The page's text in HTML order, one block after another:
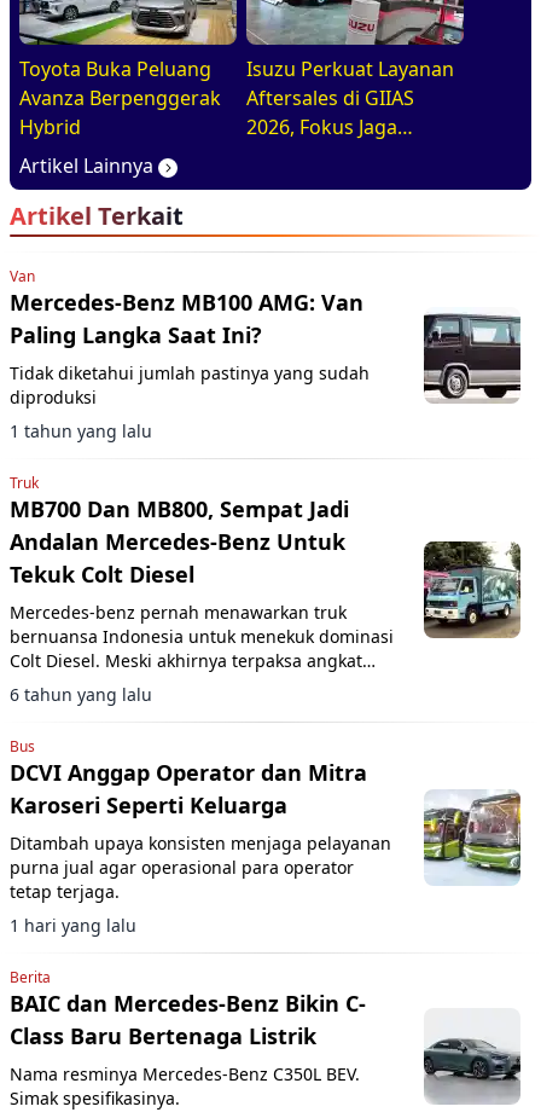
Toyota Buka Peluang
Avanza Berpenggerak
Hybrid
Isuzu Perkuat Layanan
Aftersales di GIIAS
2026, Fokus Jaga
Artikel Lainnya
Artikel Terkait
Van
Mercedes-Benz MB100 AMG: Van
Paling Langka Saat Ini?
Tidak diketahui jumlah pastinya yang sudah
diproduksi
1 tahun yang lalu
Truk
MB700 Dan MB800, Sempat Jadi
Andalan Mercedes-Benz Untuk
Tekuk Colt Diesel
Mercedes-benz pernah menawarkan truk
bernuansa Indonesia untuk menekuk dominasi
Colt Diesel. Meski akhirnya terpaksa angkat
kaki karena penjualannya jeblok.
6 tahun yang lalu
Bus
DCVI Anggap Operator dan Mitra
Karoseri Seperti Keluarga
Ditambah upaya konsisten menjaga pelayanan
purna jual agar operasional para operator
tetap terjaga.
1 hari yang lalu
Berita
BAIC dan Mercedes-Benz Bikin C-
Class Baru Bertenaga Listrik
Nama resminya Mercedes-Benz C350L BEV.
Simak spesifikasinya.